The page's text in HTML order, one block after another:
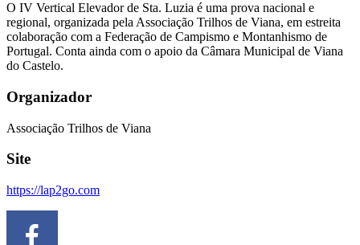
O IV Vertical Elevador de Sta. Luzia é uma prova nacional e
regional, organizada pela Associação Trilhos de Viana, em estreita
colaboração com a Federação de Campismo e Montanhismo de
Portugal. Conta ainda com o apoio da Câmara Municipal de Viana
do Castelo.
Organizador
Associação Trilhos de Viana
Site
https://lap2go.com